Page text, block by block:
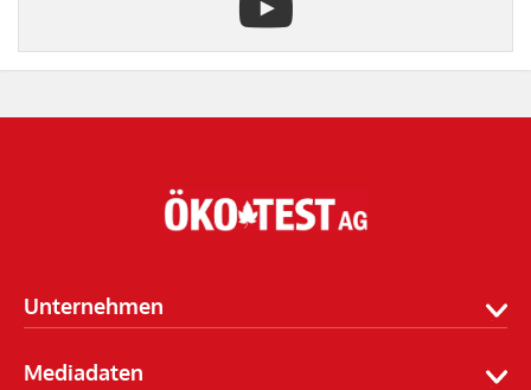
Unternehmen
Verlagsstruktur
Mediadaten